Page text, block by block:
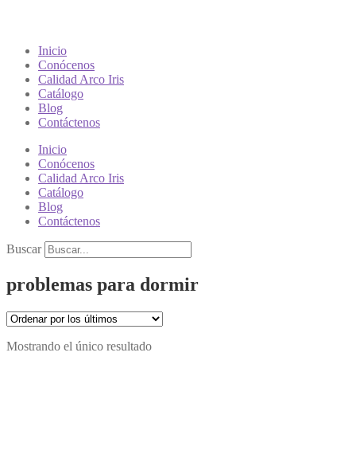
Inicio
Conócenos
Calidad Arco Iris
Catálogo
Blog
Contáctenos
Inicio
Conócenos
Calidad Arco Iris
Catálogo
Blog
Contáctenos
Buscar
problemas para dormir
Mostrando el único resultado